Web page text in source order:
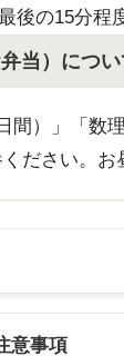
後の15分程
当）につい
間）」「数
ださい。お
意事項